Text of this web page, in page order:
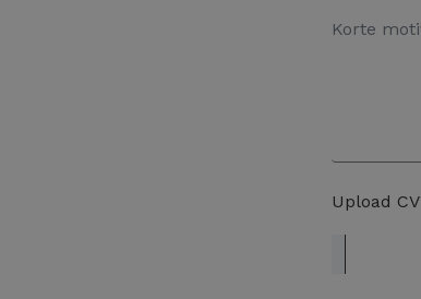
Upload CV